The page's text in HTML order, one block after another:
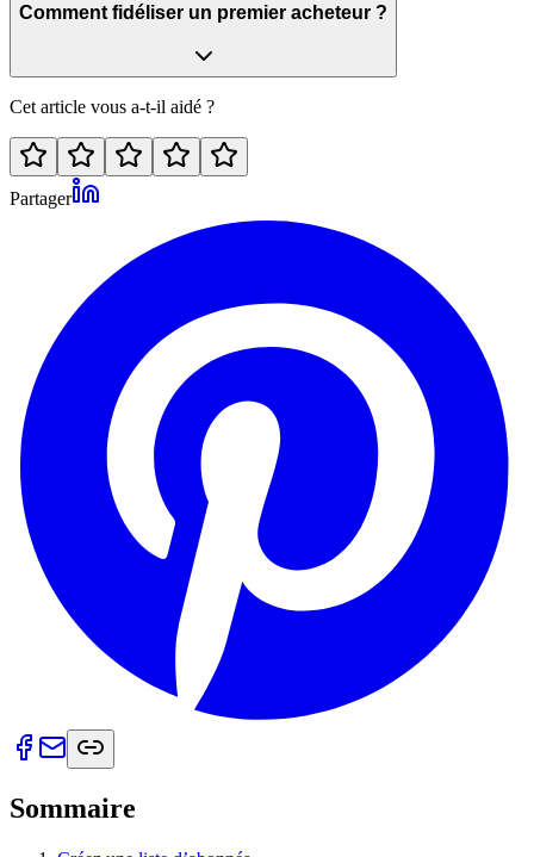
Comment fidéliser un premier acheteur ?
Cet article vous a-t-il aidé ?
Partager
Sommaire